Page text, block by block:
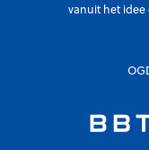
vanuit het idee